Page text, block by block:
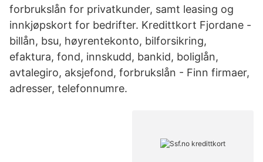
forbrukslån for privatkunder, samt leasing og
innkjøpskort for bedrifter. Kredittkort Fjordane -
billån, bsu, høyrentekonto, bilforsikring,
efaktura, fond, innskudd, bankid, boliglån,
avtalegiro, aksjefond, forbrukslån - Finn firmaer,
adresser, telefonnumre.